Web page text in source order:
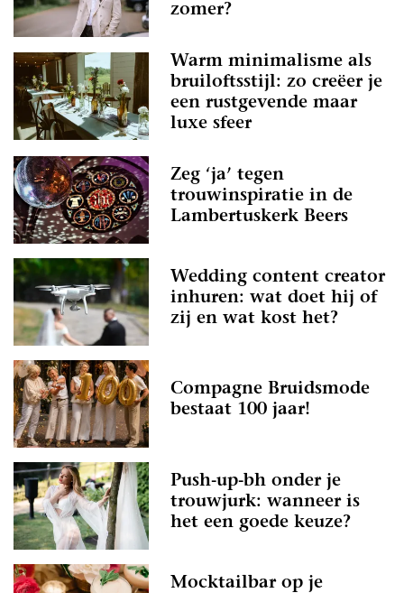
zomer?
Warm minimalisme als
bruiloftsstijl: zo creëer je
een rustgevende maar
luxe sfeer
Zeg ‘ja’ tegen
trouwinspiratie in de
Lambertuskerk Beers
Wedding content creator
inhuren: wat doet hij of
zij en wat kost het?
Compagne Bruidsmode
bestaat 100 jaar!
Push-up-bh onder je
trouwjurk: wanneer is
het een goede keuze?
Mocktailbar op je